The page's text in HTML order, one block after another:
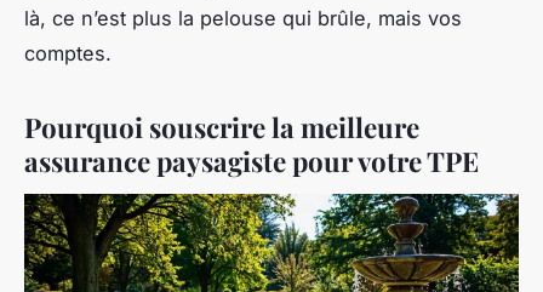
là, ce n’est plus la pelouse qui brûle, mais vos
comptes.
Pourquoi souscrire la meilleure
assurance paysagiste pour votre TPE